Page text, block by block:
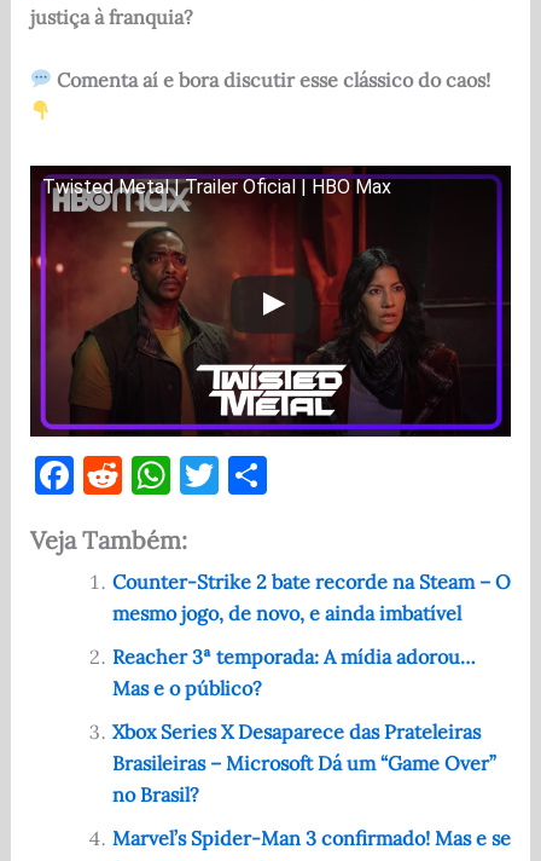
justiça à franquia?
Comenta aí e bora discutir esse clássico do caos!
Twisted Metal | Trailer Oficial | HBO Max
F
c
e
o
k
R
d
di
t
W
at
s
A
p
p
T
te
r
S
e
Veja Também:
Counter-Strike 2 bate recorde na Steam – O
mesmo jogo, de novo, e ainda imbatível
Reacher 3ª temporada: A mídia adorou…
Mas e o público?
Xbox Series X Desaparece das Prateleiras
Brasileiras – Microsoft Dá um “Game Over”
no Brasil?
Marvel’s Spider-Man 3 confirmado! Mas e se